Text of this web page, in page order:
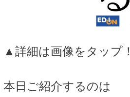
▲詳細は画像をタップ！
本日ご紹介するのは